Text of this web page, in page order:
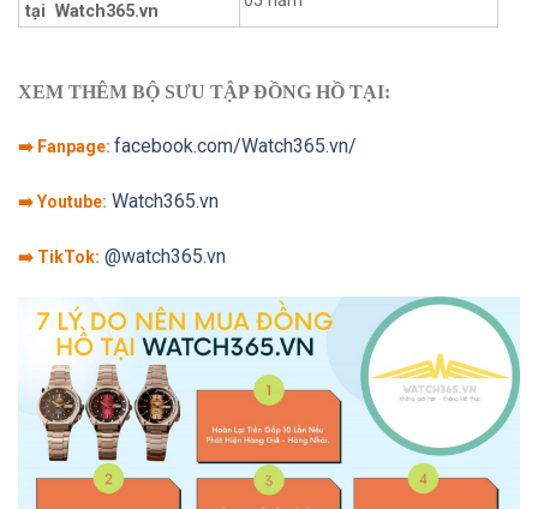
tại Watch365.vn
XEM THÊM BỘ SƯU TẬP ĐỒNG HỒ TẠI:
➡️ Fanpage: facebook.com/Watch365.vn/
➡️ Youtube: Watch365.vn
➡️ TikTok: @watch365.vn